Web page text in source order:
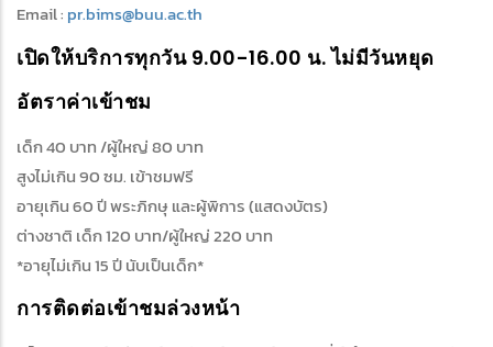
Email : pr.bims@buu.ac.th
เปิดให้บริการทุกวัน 9.00-16.00 น. ไม่มีวันหยุด
อัตราค่าเข้าชม
เด็ก 40 บาท /ผู้ใหญ่ 80 บาท
สูงไม่เกิน 90 ซม. เข้าชมฟรี
อายุเกิน 60 ปี พระภิกษุ และผู้พิการ (แสดงบัตร)
ต่างชาติ เด็ก 120 บาท/ผู้ใหญ่ 220 บาท
*อายุไม่เกิน 15 ปี นับเป็นเด็ก*
การติดต่อเข้าชมล่วงหน้า